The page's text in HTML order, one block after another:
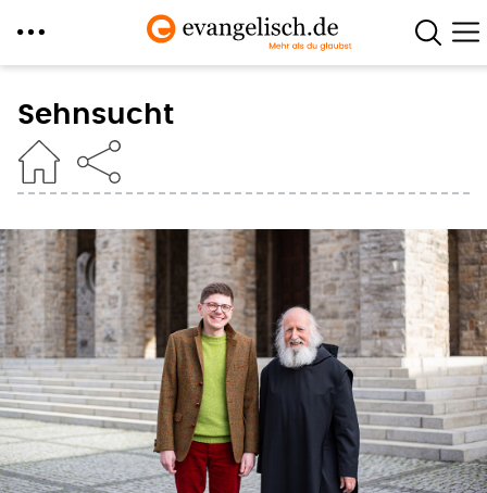
zum
Inhalt
Sehnsucht